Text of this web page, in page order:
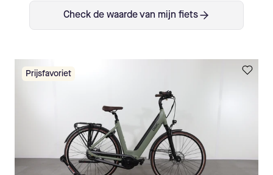
Check de waarde van mijn fiets
Prijsfavoriet